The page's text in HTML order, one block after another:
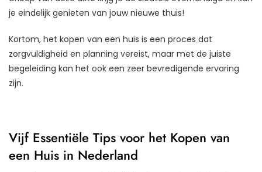
je eindelijk genieten van jouw nieuwe thuis!
Kortom, het kopen van een huis is een proces dat
zorgvuldigheid en planning vereist, maar met de juiste
begeleiding kan het ook een zeer bevredigende ervaring
zijn.
Vijf Essentiële Tips voor het Kopen van
een Huis in Nederland